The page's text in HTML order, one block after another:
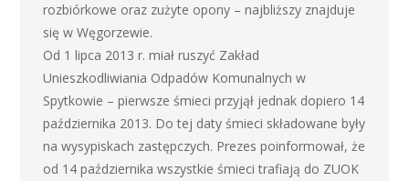
rozbiórkowe oraz zużyte opony – najbliższy znajduje
się w Węgorzewie.
Od 1 lipca 2013 r. miał ruszyć Zakład
Unieszkodliwiania Odpadów Komunalnych w
Spytkowie – pierwsze śmieci przyjął jednak dopiero 14
października 2013. Do tej daty śmieci składowane były
na wysypiskach zastępczych. Prezes poinformował, że
od 14 października wszystkie śmieci trafiają do ZUOK